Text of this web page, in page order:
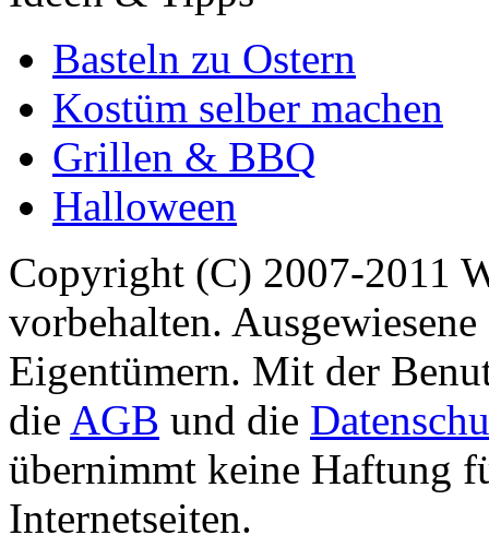
Basteln zu Ostern
Kostüm selber machen
Grillen & BBQ
Halloween
Copyright (C) 2007-2011
vorbehalten.
Eigentümern. Mit der
die AGB und die
übernimmt keine Haftung
Internetseiten.